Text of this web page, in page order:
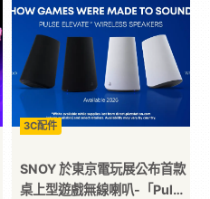
3C配件
SNOY 於東京電玩展公布首款
桌上型遊戲無線喇叭-「Pulse